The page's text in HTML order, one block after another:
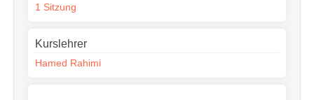
1 Sitzung
Kurslehrer
Hamed Rahimi